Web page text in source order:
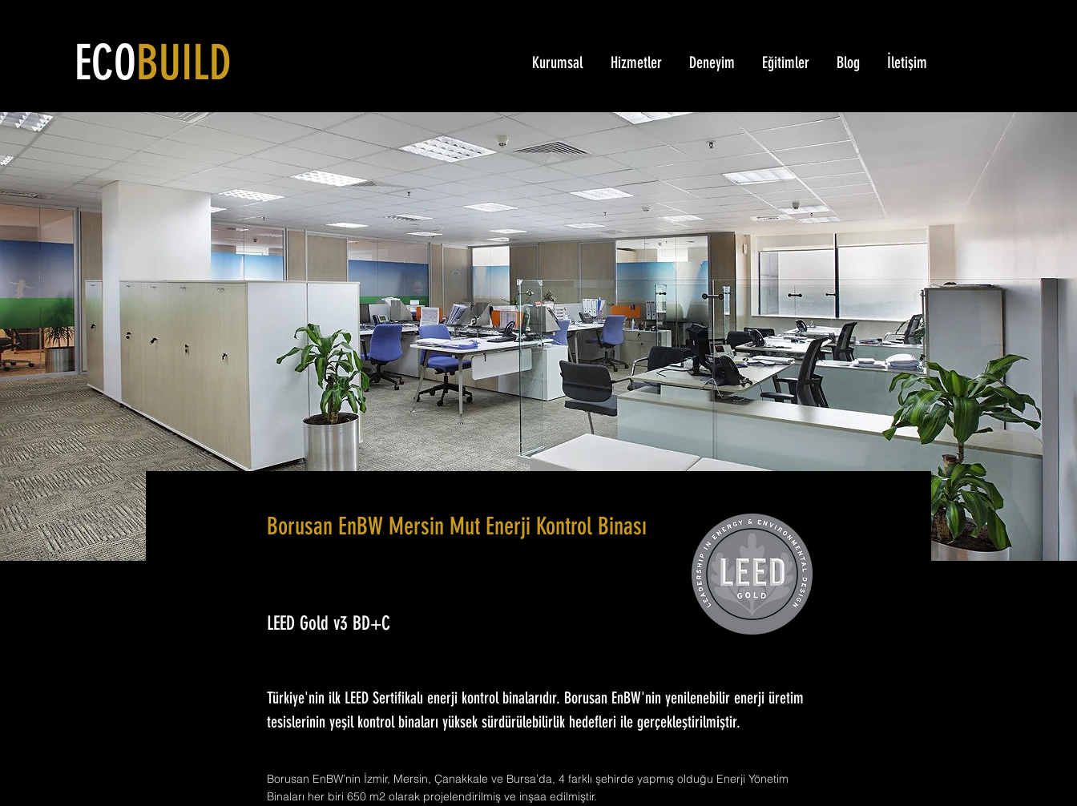
ECOBUILD Kurumsal Hizmetler Deneyim Eğitimler Blog İletişim
Borusan EnBW Mersin Mut Enerji Kontrol Binası
LEED Gold v3 BD+C
Türkiye'nin ilk LEED Sertifikalı enerji kontrol binalarıdır. Borusan EnBW'nin yenilenebilir enerji üretim
tesislerinin yeşil kontrol binaları yüksek sürdürülebilirlik hedefleri ile gerçekleştirilmiştir.
Borusan EnBW’nin İzmir, Mersin, Çanakkale ve Bursa’da, 4 farklı şehirde yapmış olduğu Enerji Yönetim
Binaları her biri 650 m2 olarak projelendirilmiş ve inşaa edilmiştir.